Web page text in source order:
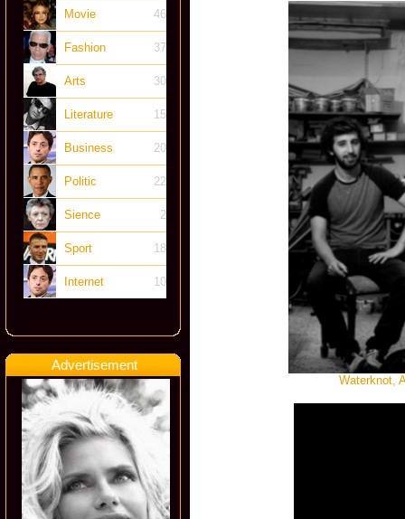
Movie 46
Fashion 37
Arts 30
Literature 15
Business 20
Politic 22
Sience 2
Sport 18
Internet 10
Advertisement
Waterknot,